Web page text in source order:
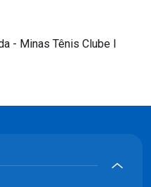
- Minas Tênis Clube I